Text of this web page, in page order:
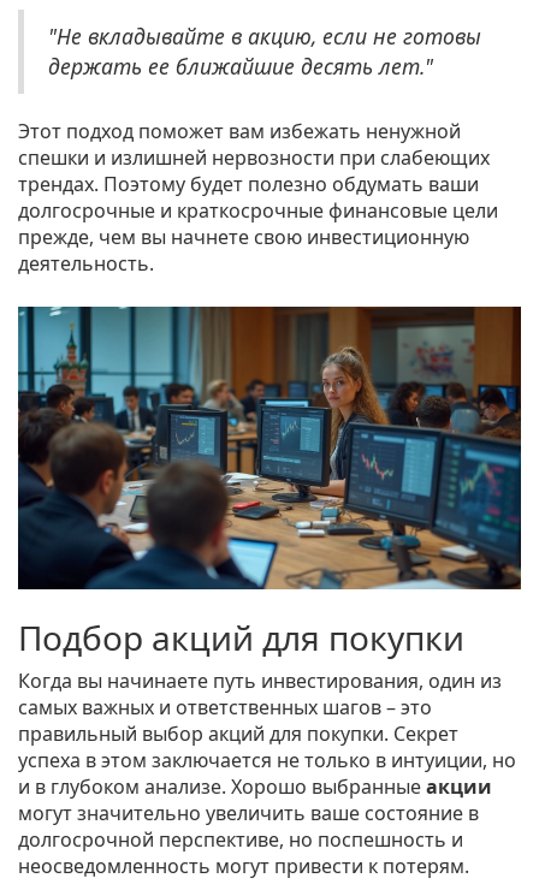
"Не вкладывайте в акцию, если не готовы
держать ее ближайшие десять лет."
Этот подход поможет вам избежать ненужной
спешки и излишней нервозности при слабеющих
трендах. Поэтому будет полезно обдумать ваши
долгосрочные и краткосрочные финансовые цели
прежде, чем вы начнете свою инвестиционную
деятельность.
Подбор акций для покупки
Когда вы начинаете путь инвестирования, один из
самых важных и ответственных шагов – это
правильный выбор акций для покупки. Секрет
успеха в этом заключается не только в интуиции, но
и в глубоком анализе. Хорошо выбранныеакции
могут значительно увеличить ваше состояние в
долгосрочной перспективе, но поспешность и
неосведомленность могут привести к потерям.